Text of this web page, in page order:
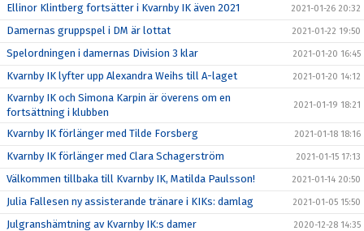
Ellinor Klintberg fortsätter i Kvarnby IK även 2021 2021-01-26 20:32
Damernas gruppspel i DM är lottat 2021-01-22 19:50
Spelordningen i damernas Division 3 klar 2021-01-20 16:45
Kvarnby IK lyfter upp Alexandra Weihs till A-laget 2021-01-20 14:12
Kvarnby IK och Simona Karpin är överens om en
fortsättning i klubben
2021-01-19 18:21
Kvarnby IK förlänger med Tilde Forsberg 2021-01-18 18:16
Kvarnby IK förlänger med Clara Schagerström 2021-01-15 17:13
Välkommen tillbaka till Kvarnby IK, Matilda Paulsson! 2021-01-14 20:50
Julia Fallesen ny assisterande tränare i KIKs: damlag 2021-01-05 15:50
Julgranshämtning av Kvarnby IK:s damer 2020-12-28 14:35